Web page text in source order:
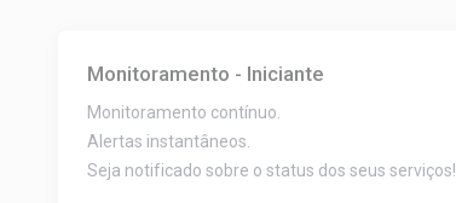
Monitoramento - Iniciante
Monitoramento contínuo.
Alertas instantâneos.
Seja notificado sobre o status dos seus serviços!